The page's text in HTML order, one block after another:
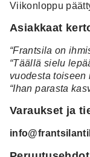
Viikonloppu
Asiakkaat
“Frantsila on
“Täällä sielu
vuodesta toiseen
“Ihan parasta
Varaukset ja